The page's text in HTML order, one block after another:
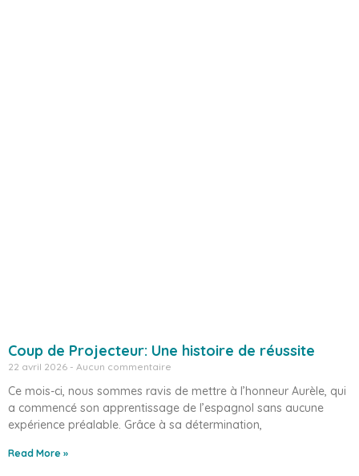
Coup de Projecteur: Une histoire de réussite
22 avril 2026 Aucun commentaire
Ce mois-ci, nous sommes ravis de mettre à l’honneur Aurèle, qui
a commencé son apprentissage de l’espagnol sans aucune
expérience préalable. Grâce à sa détermination,
Read More »